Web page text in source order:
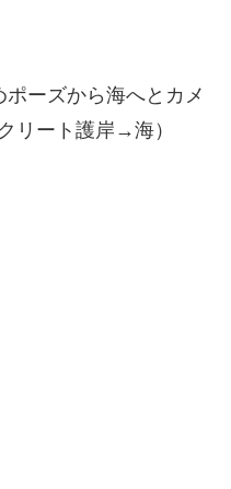
ーズから海へとカメ
リート護岸→海）